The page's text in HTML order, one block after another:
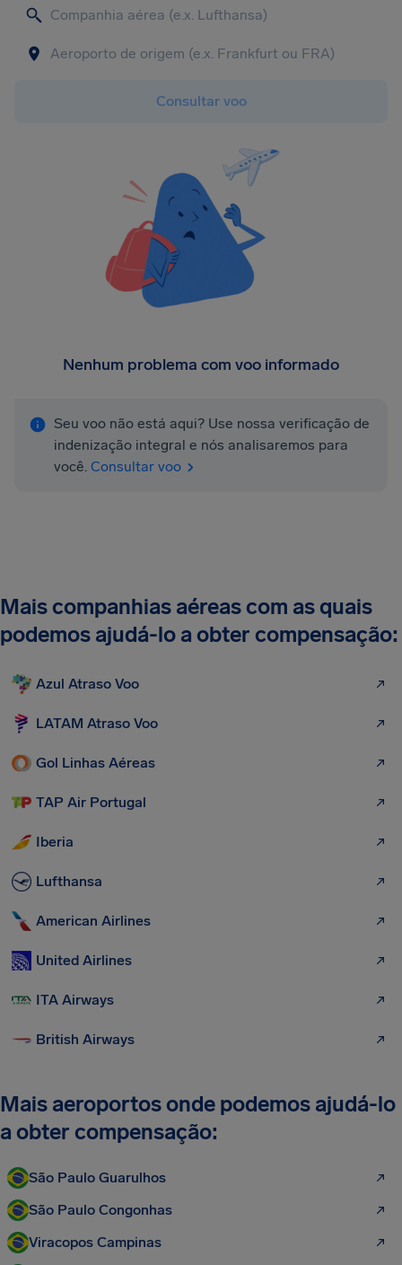
Consultar voo
Nenhum problema com voo informado
Seu voo não está aqui? Use nossa verificação de
indenização integral e nós analisaremos para
você. Consultar voo
Mais companhias aéreas com as quais
podemos ajudá-lo a obter compensação:
Azul Atraso Voo
LATAM Atraso Voo
Gol Linhas Aéreas
TAP Air Portugal
Iberia
Lufthansa
American Airlines
United Airlines
ITA Airways
British Airways
Mais aeroportos onde podemos ajudá-lo
a obter compensação:
São Paulo Guarulhos
São Paulo Congonhas
Viracopos Campinas